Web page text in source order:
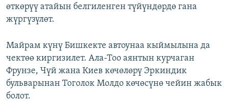
өткөрүү атайын белгиленген түйүндөрдө гана
жүргүзүлөт.
Майрам күнү Бишкекте автоунаа кыймылына да
чектөө киргизилет. Ала-Тоо аянтын курчаган
Фрунзе, Чүй жана Киев көчөлөрү Эркиндик
бульварынан Тоголок Молдо көчөсүнө чейин жабык
болот.